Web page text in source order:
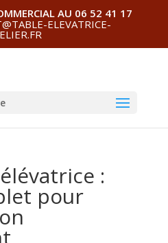
AU 06 52 41 17
ELEVATRICE-
:
pour